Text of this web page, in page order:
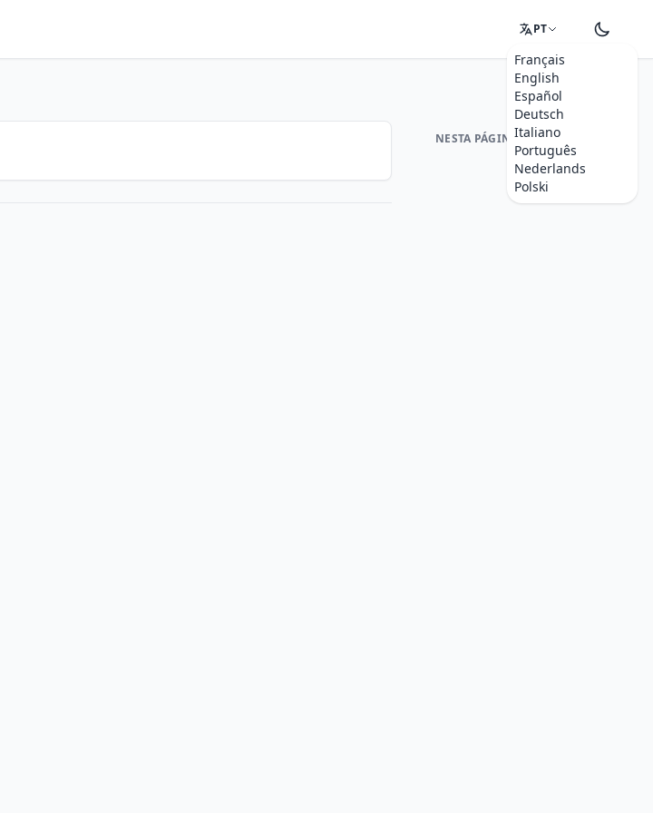
PT
Français
English
Español
Deutsch
Italiano
Português
Nederlands
Polski
NESTA PÁGINA